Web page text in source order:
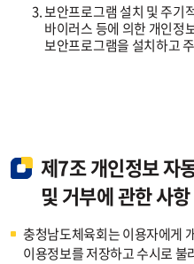
3.보안프로그램 설치 및 주기
바이러스 등에 의한 개인정
보안프로그램을 설치하고
제7조 개인정보 자
및 거부에 관한 사항
충청남도체육회는 이용자에게
이용정보를 저장하고 수시로 불